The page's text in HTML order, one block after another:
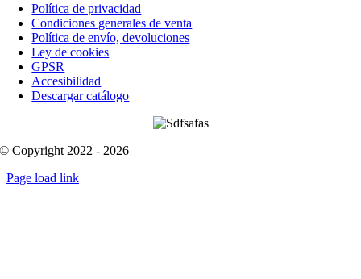
Política de privacidad
Condiciones generales de venta
Política de envío, devoluciones
Ley de cookies
GPSR
Accesibilidad
Descargar catálogo
© Copyright 2022 - 2026
Page load link